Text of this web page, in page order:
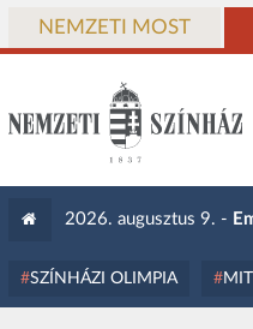
NEMZETI MOST
2026. augusztus 9. -
SZÍNHÁZI OLIMPIA